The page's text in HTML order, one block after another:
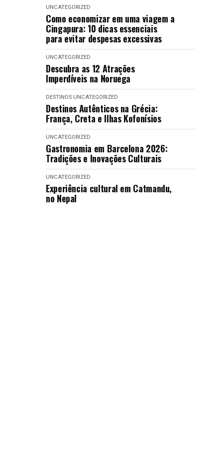
UNCATEGORIZED
Como economizar em uma viagem a
Cingapura: 10 dicas essenciais
para evitar despesas excessivas
UNCATEGORIZED
Descubra as 12 Atrações
Imperdíveis na Noruega
DESTINOS UNCATEGORIZED
Destinos Autênticos na Grécia:
França, Creta e Ilhas Kofonísios
UNCATEGORIZED
Gastronomia em Barcelona 2026:
Tradições e Inovações Culturais
UNCATEGORIZED
Experiência cultural em Catmandu,
no Nepal